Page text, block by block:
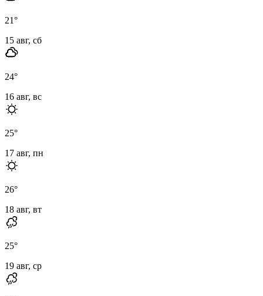
21°
15 авг, сб
24°
16 авг, вс
25°
17 авг, пн
26°
18 авг, вт
25°
19 авг, ср